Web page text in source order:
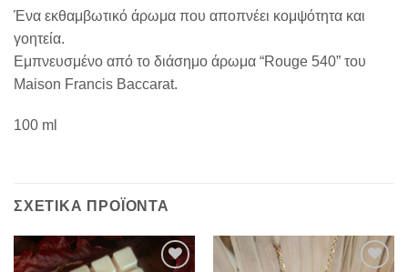
Ένα εκθαμβωτικό άρωμα που αποπνέει κομψότητα και
γοητεία.
Εμπνευσμένο από το διάσημο άρωμα “Rouge 540” του
Maison Francis Baccarat.
100 ml
ΣΧΕΤΙΚΆ ΠΡΟΪΌΝΤΑ